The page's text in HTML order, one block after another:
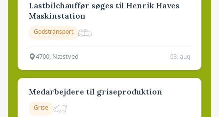
Lastbilchauffør søges til Henrik Haves
Maskinstation
Godstransport
4700, Næstved 03. aug.
Medarbejdere til griseproduktion
Grise